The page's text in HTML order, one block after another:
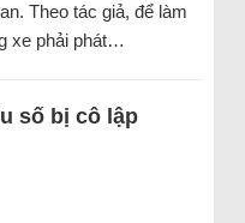
Theo tác giả, để làm
xe phải phát…
số bị cô lập